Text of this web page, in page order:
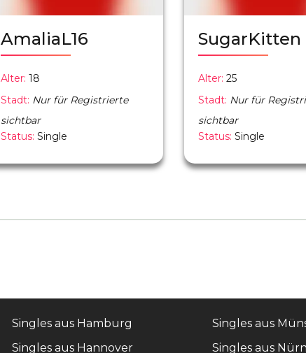
AmaliaL16
Alter: 18
Stadt: Nur für Registrierte
sichtbar
Status: Single
SugarKitten
Alter: 25
Stadt: Nur für
sichtbar
Status: Single
Singles aus Hamburg
Singles aus Hannover
Singles aus
Singles aus